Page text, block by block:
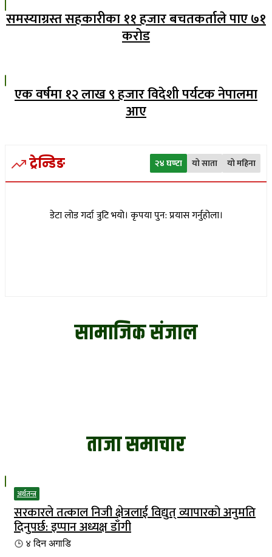
समस्याग्रस्त सहकारीका ११ हजार बचतकर्ताले पाए ७१
करोड
एक वर्षमा १२ लाख ९ हजार विदेशी पर्यटक नेपालमा
आए
ट्रेन्डिङ २४ घण्टा यो साता यो महिना
डेटा लोड गर्दा त्रुटि भयो। कृपया पुन: प्रयास गर्नुहोला।
सामाजिक संजाल
ताजा समाचार
अर्थतन्त्र
सरकारले तत्काल निजी क्षेत्रलाई विद्युत् व्यापारको अनुमति
दिनुपर्छ: इप्पान अध्यक्ष डाँगी
४ दिनअगाडि